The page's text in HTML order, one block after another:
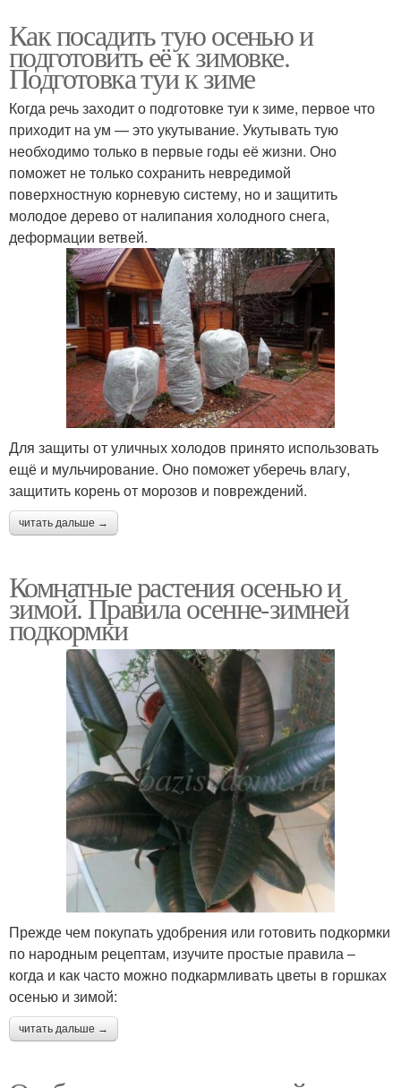
Как посадить тую осенью и
подготовить её к зимовке.
Подготовка туи к зиме
Когда речь заходит о подготовке туи к зиме, первое что
приходит на ум — это укутывание. Укутывать тую
необходимо только в первые годы её жизни. Оно
поможет не только сохранить невредимой
поверхностную корневую систему, но и защитить
молодое дерево от налипания холодного снега,
деформации ветвей.
Для защиты от уличных холодов принято использовать
ещё и мульчирование. Оно поможет уберечь влагу,
защитить корень от морозов и повреждений.
читать дальше →
Комнатные растения осенью и
зимой. Правила осенне-зимней
подкормки
Прежде чем покупать удобрения или готовить подкормки
по народным рецептам, изучите простые правила –
когда и как часто можно подкармливать цветы в горшках
осенью и зимой:
читать дальше →